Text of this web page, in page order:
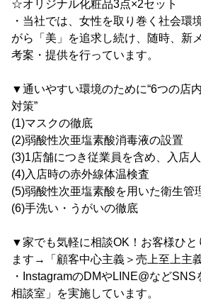
☆オリジナル化粧品3点×2セット
・当社では、女性を取り巻く社会環
がら「美」を追求し続け、随時、新
考案・提供を行っています。
▼通いやすい環境のために“6つの店
対策”
(1)マスクの徹底
(2)弱酸性次亜塩素酸消毒液の設置
(3)1店舗につき従業員を含め、入店
(4)入店時の赤外線体温検査
(5)弱酸性次亜塩素酸を用いた衛生管
(6)手洗い・うがいの徹底
▼家でも気軽に相談OK！お客様ひと
ます→「顧客中心主義＞売上至上主義
・InstagramのDMやLINE@など
相談室」を実施しています。